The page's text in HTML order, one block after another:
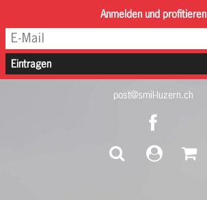
post@smil-luzern.ch
Anmelden und profitieren